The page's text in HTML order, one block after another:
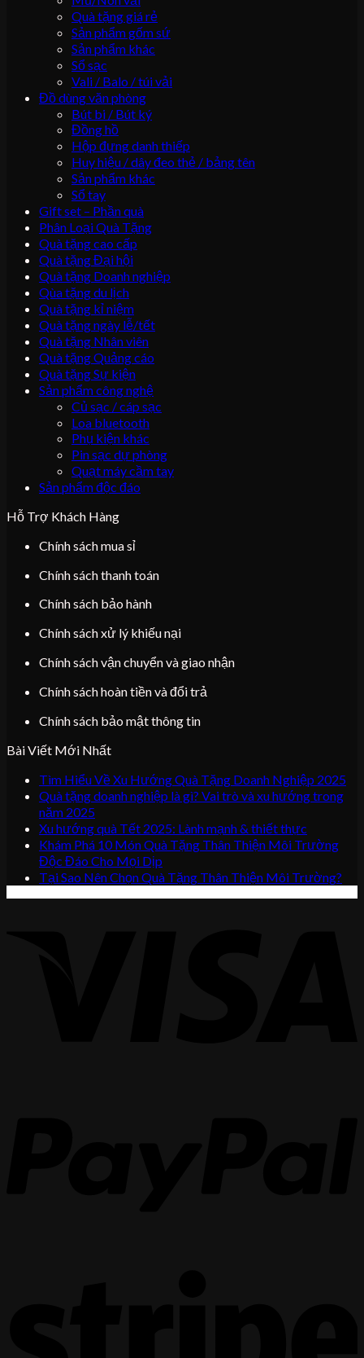
Quà tặng giá rẻ
Sản phẩm gốm sứ
Sản phẩm khác
Sổ sạc
Vali / Balo / túi vải
Đồ dùng văn phòng
Bút bi / Bút ký
Đồng hồ
Hộp đựng danh thiếp
Huy hiệu / dây đeo thẻ / bảng tên
Sản phẩm khác
Sổ tay
Gift set – Phần quà
Phân Loại Quà Tặng
Quà tặng cao cấp
Quà tặng Đại hội
Quà tặng Doanh nghiệp
Qùa tặng du lịch
Quà tặng kỉ niệm
Quà tặng ngày lễ/tết
Quà tặng Nhân viên
Quà tặng Quảng cáo
Quà tặng Sự kiện
Sản phẩm công nghệ
Củ sạc / cáp sạc
Loa bluetooth
Phụ kiện khác
Pin sạc dự phòng
Quạt máy cầm tay
Sản phẩm độc đáo
Hỗ Trợ Khách Hàng
Chính sách mua sỉ
Chính sách thanh toán
Chính sách bảo hành
Chính sách xử lý khiếu nại
Chính sách vận chuyển và giao nhận
Chính sách hoàn tiền và đổi trả
Chính sách bảo mật thông tin
Bài Viết Mới Nhất
Tìm Hiểu Về Xu Hướng Quà Tặng Doanh Nghiệp 2025
Quà tặng doanh nghiệp là gì? Vai trò và xu hướng trong
năm 2025
Xu hướng quà Tết 2025: Lành mạnh & thiết thực
Khám Phá 10 Món Quà Tặng Thân Thiện Môi Trường
Độc Đáo Cho Mọi Dịp
Tại Sao Nên Chọn Quà Tặng Thân Thiện Môi Trường?